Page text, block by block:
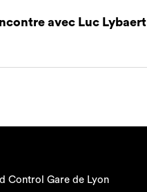
avec Luc Lybaert
Control Gare de Lyon